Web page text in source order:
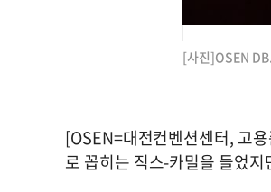
[사진]OSEN DB.
[OSEN=대전컨벤션센터, 고
로 꼽히는 직스-카밀을 들었